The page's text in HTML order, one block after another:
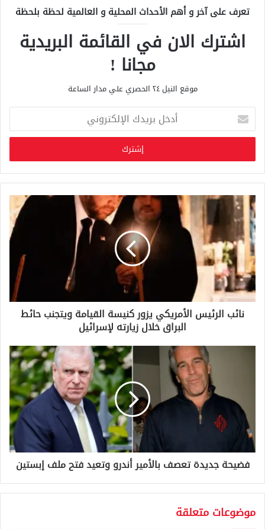
تعرف على آخر و أهم الأحداث المحلية و العالمية لحظة بلحظة
اشترك الان في القائمة البريدية
مجانا !
موقع النيل ٢٤ الحصري علي مدار الساعة
خ
ب
ر
ي
د
ك
ا
ل
إ
ل
ك
ت
ر
نائب الرئيس الأمريكي يزور كنيسة القيامة ويتجنب حائط
البراق خلال زيارته لإسرائيل
فضيحة جديدة تعصف بالأمير أندرو وتعيد فتح ملف إبستين
موضوعات متعلقة